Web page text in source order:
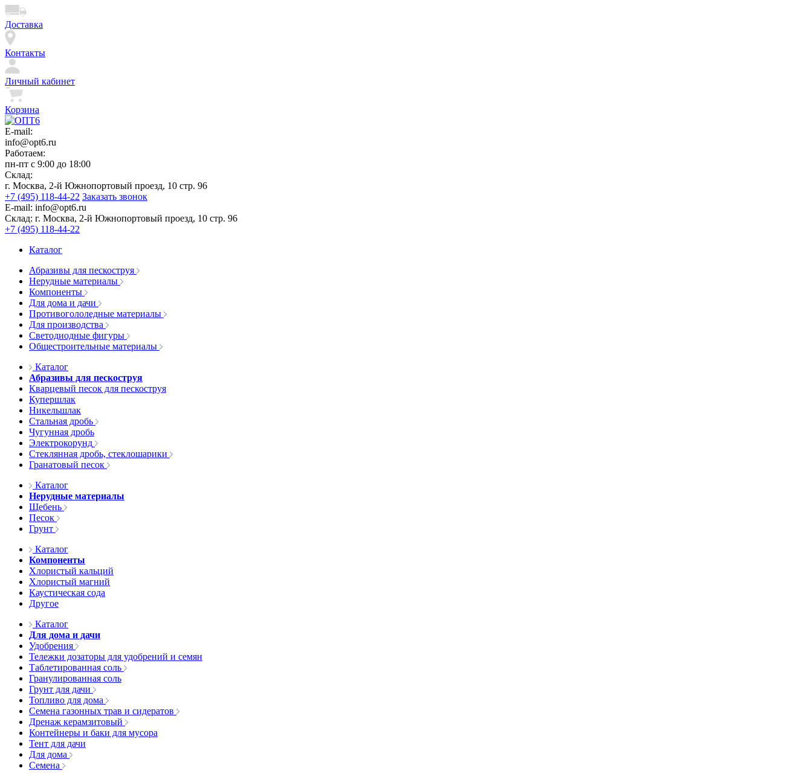
Доставка
Контакты
Личный кабинет
Корзина
E-mail:
info@opt6.ru
Работаем:
пн-пт с 9:00 до 18:00
Склад:
г. Москва, 2-й Южнопортовый проезд, 10 стр. 96
+7 (495) 118-44-22 Заказать звонок
E-mail: info@opt6.ru
Склад: г. Москва, 2-й Южнопортовый проезд, 10 стр. 96
+7 (495) 118-44-22
Каталог
Абразивы для пескоструя
Нерудные материалы
Компоненты
Для дома и дачи
Противогололедные материалы
Для производства
Светодиодные фигуры
Общестроительные материалы
Каталог
Абразивы для пескоструя
Кварцевый песок для пескоструя
Купершлак
Никельшлак
Стальная дробь
Чугунная дробь
Электрокорунд
Стеклянная дробь, стеклошарики
Гранатовый песок
Каталог
Нерудные материалы
Щебень
Песок
Грунт
Каталог
Компоненты
Хлористый кальций
Хлористый магний
Каустическая сода
Другое
Каталог
Для дома и дачи
Удобрения
Тележки дозаторы для удобрений и семян
Таблетированная соль
Гранулированная соль
Грунт для дачи
Топливо для дома
Семена газонных трав и сидератов
Дренаж керамзитовый
Контейнеры и баки для мусора
Тент для дачи
Для дома
Семена